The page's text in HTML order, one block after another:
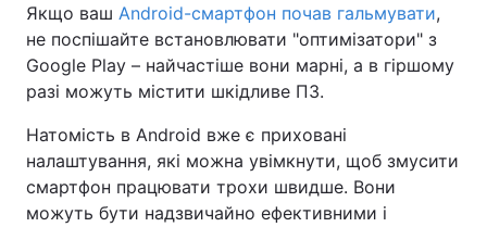
Якщо ваш Android-смартфон почав гальмувати,
не поспішайте встановлювати "оптимізатори" з
Google Play – найчастіше вони марні, а в гіршому
разі можуть містити шкідливе ПЗ.
Натомість в Android вже є приховані
налаштування, які можна увімкнути, щоб змусити
смартфон працювати трохи швидше. Вони
можуть бути надзвичайно ефективними і